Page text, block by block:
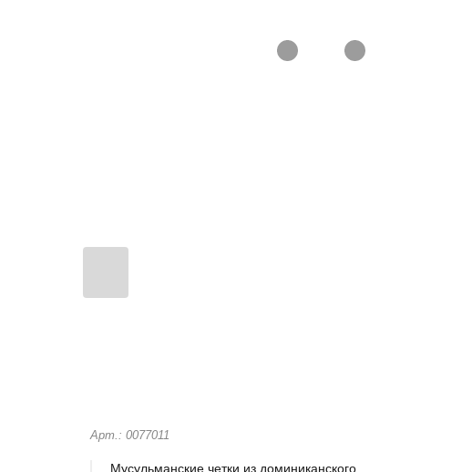
Арт.: 0077011
Мусульманские четки из доминиканского